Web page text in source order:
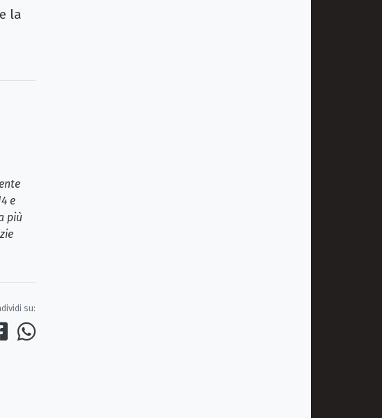
la
e
più
su: